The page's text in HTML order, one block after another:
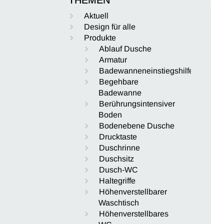
Aktuell
Design für alle
Produkte
Ablauf Dusche
Armatur
Badewanneneinstiegshilfe
Begehbare
Badewanne
Berührungsintensiver
Boden
Bodenebene Dusche
Drucktaste
Duschrinne
Duschsitz
Dusch-WC
Haltegriffe
Höhenverstellbarer
Waschtisch
Höhenverstellbares